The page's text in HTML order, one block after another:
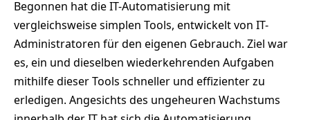
Begonnen hat die IT-Automatisierung mit
vergleichsweise simplen Tools, entwickelt von IT-
Administratoren für den eigenen Gebrauch. Ziel war
es, ein und dieselben wiederkehrenden Aufgaben
mithilfe dieser Tools schneller und effizienter zu
erledigen. Angesichts des ungeheuren Wachstums